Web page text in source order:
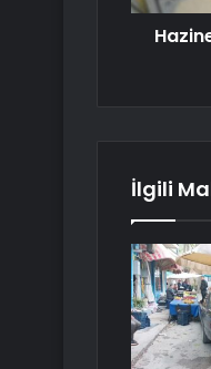
İlgili